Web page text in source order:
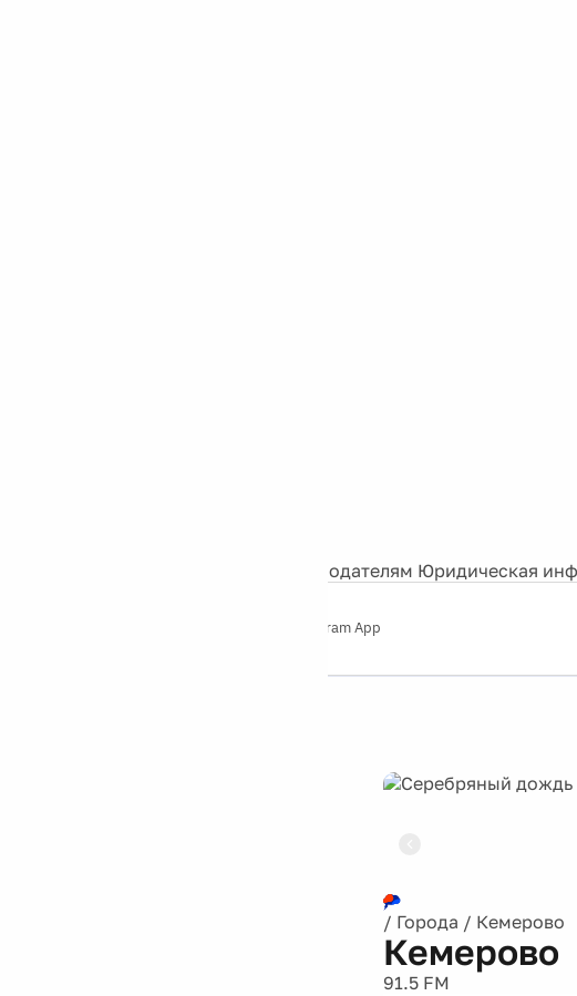
Рекламодателям Юридическая
Telegram App
/ Города / Кемерово
Кемерово
91.5 FM